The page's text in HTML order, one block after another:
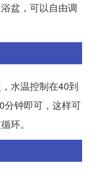
盆，可以自由调
水温控制在40到
分钟即可，这样可
环。